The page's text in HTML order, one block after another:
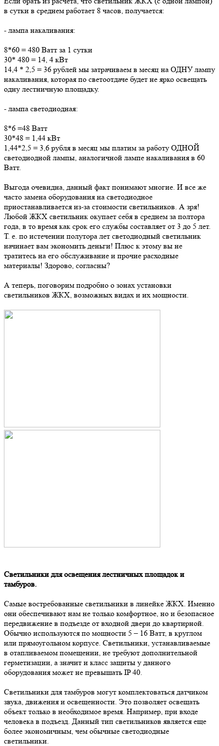
в сутки в среднем работает 8 часов, получается:
- лампа накаливания:
8*60 = 480 Ватт за 1 сутки
30* 480 = 14, 4 кВт
14,4 * 2,5 = 36 рублей мы затрачиваем в месяц на ОДНУ лампу
накаливания, которая по светоотдаче будет не ярко освещать
одну лестничную площадку.
- лампа светодиодная:
8*6 =48 Ватт
30*48 = 1,44 кВт
1,44*2,5 = 3,6 рубля в месяц мы платим за работу ОДНОЙ
светодиодной лампы, аналогичной лампе накаливания в 60
Ватт.
Выгода очевидна, данный факт понимают многие. И все же
часто замена оборудования на светодиодное
приостанавливается из-за стоимости светильников. А зря!
Любой ЖКХ светильник окупает себя в среднем за полтора
года, в то время как срок его службы составляет от 3 до 5 лет.
Т. е. по истечении полутора лет светодиодный светильник
начинает вам экономить деньги! Плюс к этому вы не
тратитесь на его обслуживание и прочие расходные
материалы! Здорово, согласны?
А теперь, поговорим подробно о зонах установки
светильников ЖКХ, возможных видах и их мощности.
Светильники для освещения лестничных площадок и
тамбуров.
Самые востребованные светильники в линейке ЖКХ. Именно
они обеспечивают нам не только комфортное, но и безопасное
передвижение в подъезде от входной двери до квартирной.
Обычно используются по мощности 5 – 16 Ватт, в круглом
или прямоугольном корпусе. Светильники, устанавливаемые
в отапливаемом помещении, не требуют дополнительной
герметизации, а значит и класс защиты у данного
оборудования может не превышать IP 40.
Светильники для тамбуров могут комплектоваться датчиком
звука, движения и освещенности. Это позволяет освещать
объект только в необходимое время. Например, при входе
человека в подъезд. Данный тип светильников является еще
более экономичным, чем обычные светодиодные
светильники.